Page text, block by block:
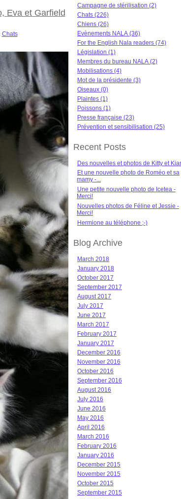
Eva et Garfield
Chats
Campagne de stérilisation (2)
Chats (226)
Chiens (26)
Evènements NALA (36)
For the English Nala readers (74)
Législation (1)
Membres du bureau NALA (2)
Mobilisations (4)
Mot de la présidente (3)
Oiseaux (0)
Plaintes (1)
Poissons (1)
Presse française (23)
Prévention et sensibilisation (25)
Recent Posts
Des nouvelles et photos de Kitty et
Et une nouvelle photo de Roméo et sa
mamy -...
Une petite nouvelle photo de Icetea -
Merci!
Nouvelles photos de Féline et Jessie -
Merci!
Hermione au téléphone ;-)
Blog Archive
March 2018
January 2018
October 2017
September 2017
August 2017
July 2017
June 2017
March 2017
February 2017
January 2017
December 2016
November 2016
October 2016
September 2016
August 2016
July 2016
June 2016
May 2016
April 2016
March 2016
February 2016
January 2016
December 2015
November 2015
October 2015
September 2015